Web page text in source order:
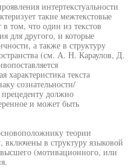
интертекстуальности
такие межтекстовые
том, что один из текстов
для другого, и которые
а также в структуру
(см. А. Н. Караулов, Д.
характеристика текста
сознательности/
должно
и может быть
теории
в структуру языковой
(мотивационного, или